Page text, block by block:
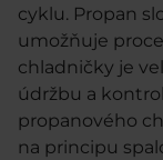
cyklu. Propan
umožňuje
chladničky je
údržbu a
propanového
na principu